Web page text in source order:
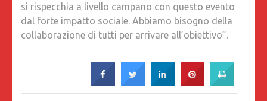
si rispecchia a livello campano con questo evento
dal forte impatto sociale. Abbiamo bisogno della
collaborazione di tutti per arrivare all’obiettivo”.